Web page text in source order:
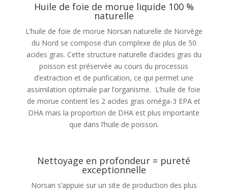
Huile de foie de morue liquide 100 %
naturelle
L’huile de foie de morue Norsan naturelle de Norvège
du Nord se compose d’un complexe de plus de 50
acides gras. Cette structure naturelle d’acides gras du
poisson est préservée au cours du processus
d’extraction et de purification, ce qui permet une
assimilation optimale par l’organisme. L’huile de foie
de morue contient les 2 acides gras oméga-3 EPA et
DHA mais la proportion de DHA est plus importante
que dans l’huile de poisson.
Nettoyage en profondeur = pureté
exceptionnelle
Norsan s’appuie sur un site de production des plus